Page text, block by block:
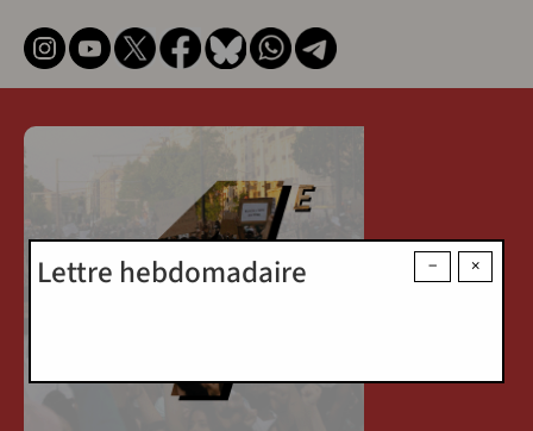
×
−
Lettre hebdomadaire